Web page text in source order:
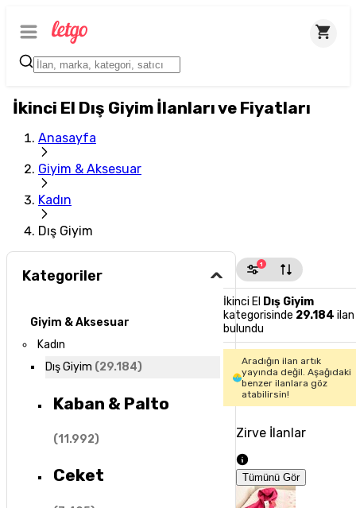
İkinci El Dış Giyim İlanları ve Fiyatları
Anasayfa
Giyim & Aksesuar
Kadın
Dış Giyim
Kategoriler
Giyim & Aksesuar
Kadın
Dış Giyim (29.184)
Kaban & Palto
(11.992)
Ceket
1
İkinci El Dış Giyim
kategorisinde 29.184 ilan
bulundu
Aradığın ilan artık
yayında değil. Aşağıdaki
benzer ilanlara göz
atabilirsin!
Zirve İlanlar
Tümünü Gör